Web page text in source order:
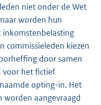
niet onder de Wet
worden hun
inkomstenbelasting
commissieleden kiezen
door samen
voor het fictief
opting-in. Het
worden aangevraagd